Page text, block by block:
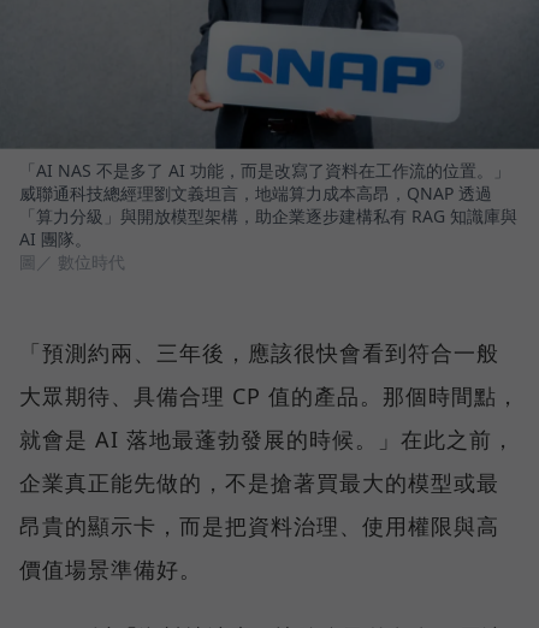
「AI NAS 不是多了 AI 功能，而是改寫了資料在工作流的位置。」
威聯通科技總經理劉文義坦言，地端算力成本高昂，QNAP 透過
「算力分級」與開放模型架構，助企業逐步建構私有 RAG 知識庫與
AI 團隊。
圖／ 數位時代
「預測約兩、三年後，應該很快會看到符合一般
大眾期待、具備合理 CP 值的產品。那個時間點，
就會是 AI 落地最蓬勃發展的時候。」在此之前，
企業真正能先做的，不是搶著買最大的模型或最
昂貴的顯示卡，而是把資料治理、使用權限與高
價值場景準備好。